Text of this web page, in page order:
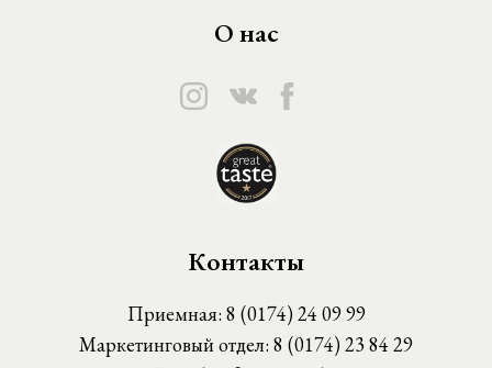
О нас
Контакты
Приемная: 8 (0174) 24 09 99
Маркетинговый отдел: 8 (0174) 23 84 29